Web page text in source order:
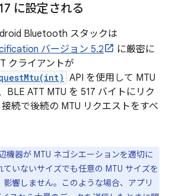
に設定される
Bluetooth スタックは
バージョン 5.2
に厳密に
クライアントが
API を使用して MTU
BLE ATT MTU を 517 バイトにリク
続で後続の MTU リクエストをすべ
機器が MTU ネゴシエーションを適切に
いないサイズでも任意の MTU サイズを
響しません。このような場合、アプリ